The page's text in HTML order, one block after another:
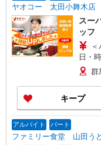
ヤオコー 太田小舞木店
スー
ッフ
日・
降：
曜＋
時給
群
キープ
アルバイト パート
ファミリー食堂 山田う